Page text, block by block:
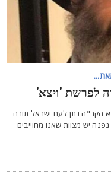
לפרשת 'ויצא'
נתן לעם ישראל תורה
יש מצוות שאנו מחוייבים